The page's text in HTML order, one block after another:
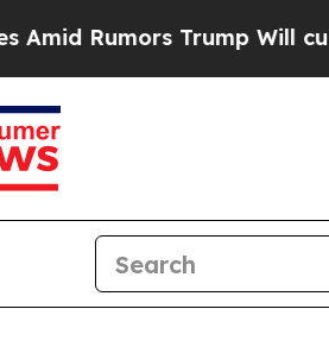
Rumors Trump Will cut Pirro